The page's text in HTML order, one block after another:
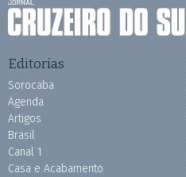
Editorias
Sorocaba
Agenda
Artigos
Brasil
Canal 1
Casa e Acabamento